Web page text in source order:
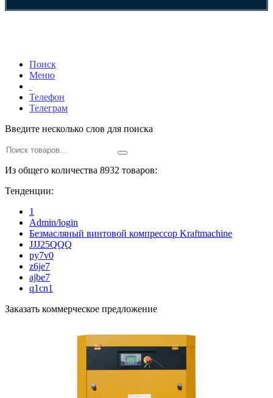
Поиск
Меню
Телефон
Телеграм
Введите несколько слов для поиска
Из общего количества 8932 товаров:
Тенденции:
1
Admin/login
Безмасляный винтовой компрессор Kraftmaсhine
JJJ25QQQ
py7v0
z6je7
ajbe7
q1cn1
Заказать коммерческое предложение